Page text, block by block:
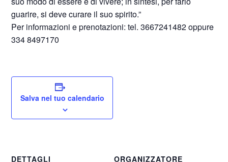
guarire, si deve curare il suo spirito.”
Per informazioni e prenotazioni: tel. 3667241482 oppure
334 8497170
Salva nel tuo calendario
DETTAGLI ORGANIZZATORE